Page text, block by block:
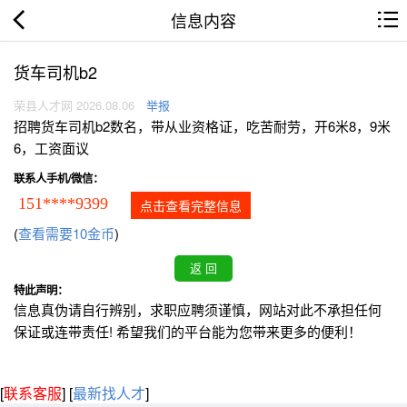
信息内容
货车司机b2
荣县人才网 2026.08.06 举报
招聘货车司机b2数名，带从业资格证，吃苦耐劳，开6米8，9米
6，工资面议
联系人手机/微信：
151****9399 点击查看完整信息
(查看需要10金币)
特此声明：
信息真伪请自行辨别，求职应聘须谨慎，网站对此不承担任何
保证或连带责任! 希望我们的平台能为您带来更多的便利！
[联系客服] [最新找人才]